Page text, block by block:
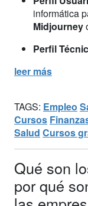
informática
Midjourney
Perfil
leer más
TAGS: Empleo
Cursos
Salud Cursos
Qué son
por qué